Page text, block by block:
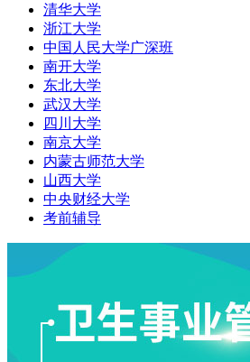
清华大学
浙江大学
中国人民大学广深班
南开大学
东北大学
武汉大学
四川大学
南京大学
内蒙古师范大学
山西大学
中央财经大学
考前辅导